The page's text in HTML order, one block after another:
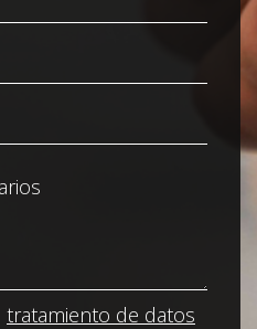
tratamiento de datos